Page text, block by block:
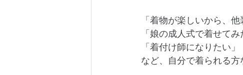
「着物が楽しいから、他
「娘の成人式で着せてみ
「着付け師になりたい」
など、自分で着られる方